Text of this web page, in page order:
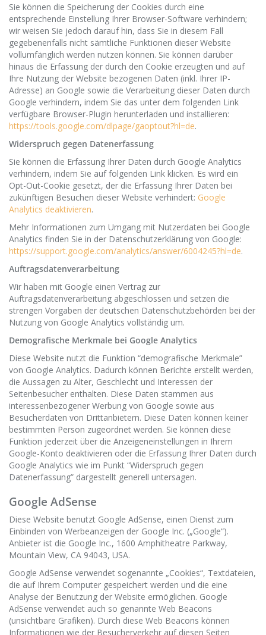
Sie können die Speicherung der Cookies durch eine
entsprechende Einstellung Ihrer Browser-Software verhindern;
wir weisen Sie jedoch darauf hin, dass Sie in diesem Fall
gegebenenfalls nicht sämtliche Funktionen dieser Website
vollumfänglich werden nutzen können. Sie können darüber
hinaus die Erfassung der durch den Cookie erzeugten und auf
Ihre Nutzung der Website bezogenen Daten (inkl. Ihrer IP-
Adresse) an Google sowie die Verarbeitung dieser Daten durch
Google verhindern, indem Sie das unter dem folgenden Link
verfügbare Browser-Plugin herunterladen und installieren:
https://tools.google.com/dlpage/gaoptout?hl=de.
Widerspruch gegen Datenerfassung
Sie können die Erfassung Ihrer Daten durch Google Analytics
verhindern, indem Sie auf folgenden Link klicken. Es wird ein
Opt-Out-Cookie gesetzt, der die Erfassung Ihrer Daten bei
zukünftigen Besuchen dieser Website verhindert: Google
Analytics deaktivieren.
Mehr Informationen zum Umgang mit Nutzerdaten bei Google
Analytics finden Sie in der Datenschutzerklärung von Google:
https://support.google.com/analytics/answer/6004245?hl=de.
Auftragsdatenverarbeitung
Wir haben mit Google einen Vertrag zur
Auftragsdatenverarbeitung abgeschlossen und setzen die
strengen Vorgaben der deutschen Datenschutzbehörden bei der
Nutzung von Google Analytics vollständig um.
Demografische Merkmale bei Google Analytics
Diese Website nutzt die Funktion “demografische Merkmale”
von Google Analytics. Dadurch können Berichte erstellt werden,
die Aussagen zu Alter, Geschlecht und Interessen der
Seitenbesucher enthalten. Diese Daten stammen aus
interessenbezogener Werbung von Google sowie aus
Besucherdaten von Drittanbietern. Diese Daten können keiner
bestimmten Person zugeordnet werden. Sie können diese
Funktion jederzeit über die Anzeigeneinstellungen in Ihrem
Google-Konto deaktivieren oder die Erfassung Ihrer Daten durch
Google Analytics wie im Punkt “Widerspruch gegen
Datenerfassung” dargestellt generell untersagen.
Google AdSense
Diese Website benutzt Google AdSense, einen Dienst zum
Einbinden von Werbeanzeigen der Google Inc. („Google“).
Anbieter ist die Google Inc., 1600 Amphitheatre Parkway,
Mountain View, CA 94043, USA.
Google AdSense verwendet sogenannte „Cookies“, Textdateien,
die auf Ihrem Computer gespeichert werden und die eine
Analyse der Benutzung der Website ermöglichen. Google
AdSense verwendet auch so genannte Web Beacons
(unsichtbare Grafiken). Durch diese Web Beacons können
Informationen wie der Besucherverkehr auf diesen Seiten